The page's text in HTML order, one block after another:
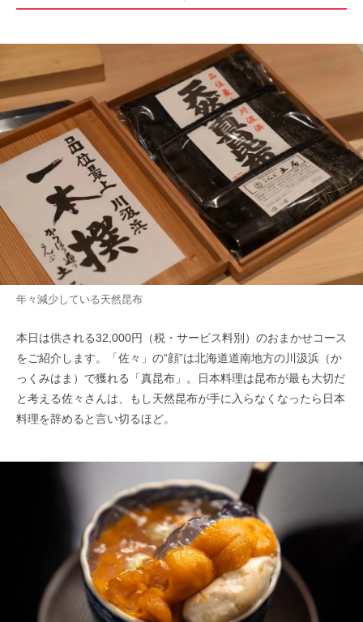
年々減少している天然昆布
本日は供される32,000円（税・サービス料別）のおまかせコース
をご紹介します。「佐々」の“顔”は北海道道南地方の川汲浜（か
っくみはま）で獲れる「真昆布」。日本料理は昆布が最も大切だ
と考える佐々さんは、もし天然昆布が手に入らなくなったら日本
料理を辞めると言い切るほど。